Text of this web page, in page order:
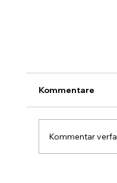
Kommentare
Kommentar